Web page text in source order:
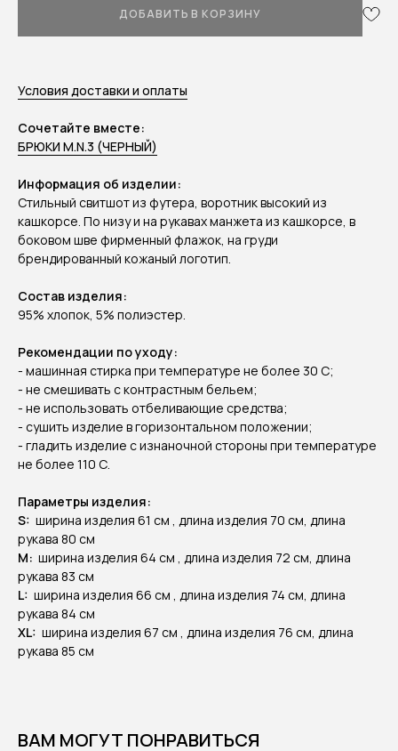
ДОБАВИТЬ В КОРЗИНУ
Условия доставки и оплаты
Сочетайте вместе:
БРЮКИ M.N.3 (ЧЕРНЫЙ)
Информация об изделии:
Стильный свитшот из футера, воротник высокий из
кашкорсе. По низу и на рукавах манжета из кашкорсе, в
боковом шве фирменный флажок, на груди
брендированный кожаный логотип.
Состав изделия:
95% хлопок, 5% полиэстер.
Pекомендации по уходу:
- машинная стирка при температуре не более 30 C;
- не смешивать с контрастным бельем;
- не использовать отбеливающие средства;
- сушить изделие в горизонтальном положении;
- гладить изделие с изнаночной стороны при температуре
не более 110 С.
Параметры изделия:
S: ширина изделия 61 см , длина изделия 70 см, длина
рукава 80 см
М: ширина изделия 64 см , длина изделия 72 см, длина
рукава 83 см
L: ширина изделия 66 см , длина изделия 74 см, длина
рукава 84 см
XL: ширина изделия 67 см , длина изделия 76 см, длина
рукава 85 см
ВАМ МОГУТ ПОНРАВИТЬСЯ